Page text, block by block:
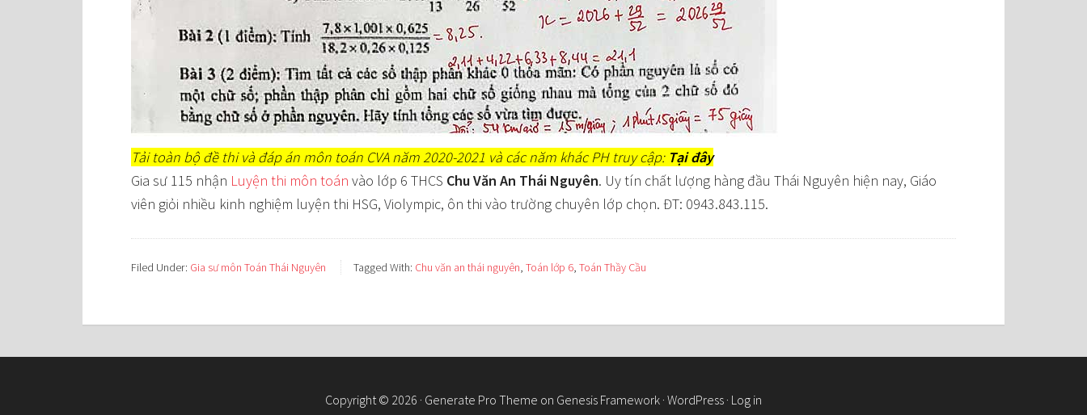
Tải toàn bộ đề thi và đáp án môn toán CVA năm 2020-2021 và các năm khác PH truy cập: Tại đây
Gia sư 115 nhận Luyện thi môn toán vào lớp 6 THCS Chu Văn An Thái Nguyên. Uy tín chất lượng hàng đầu Thái Nguyên hiện nay, Giáo
viên giỏi nhiều kinh nghiệm luyện thi HSG, Violympic, ôn thi vào trường chuyên lớp chọn. ĐT: 0943.843.115.
Filed Under: Gia sư môn Toán Thái Nguyên Tagged With: Chu văn an thái nguyên, Toán lớp 6, Toán Thầy Cầu
Copyright © 2026 · Generate Pro Theme on Genesis Framework · WordPress · Log in